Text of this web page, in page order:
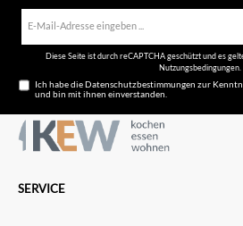
Diese Seite ist durch reCAPTCHA geschützt und es
Nutzungsbedingungen.
Ich habe dieDatenschutzbestimmungen zur
und bin mit ihnen einverstanden.
SERVICE